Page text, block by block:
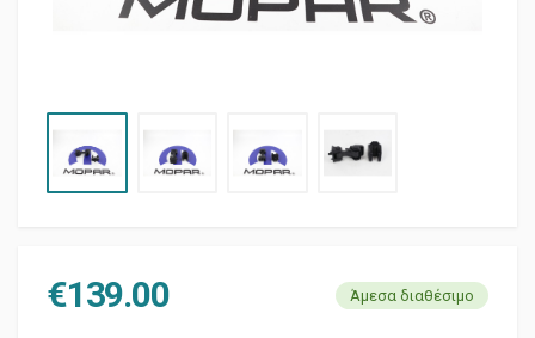
€139.00 Άμεσα διαθέσιμο